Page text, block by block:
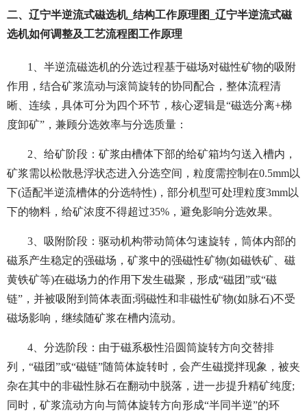
二、辽宁半逆流式磁选机_结构工作原理图_辽宁半逆流式磁
选机如何调整及工艺流程图工作原理
1、半逆流磁选机的分选过程基于磁场对磁性矿物的吸附
作用，结合矿浆流动与滚筒旋转的协同配合，整体流程清
晰、连续，具体可分为四个环节，核心逻辑是“磁选分离+梯
度卸矿”，兼顾分选效率与分选质量：
2、给矿阶段：矿浆由槽体下部的给矿箱均匀送入槽内，
矿浆需以松散悬浮状态进入分选空间，粒度需控制在0.5mm以
下(适配半逆流槽体的分选特性)，部分机型可处理粒度3mm以
下的物料，给矿浓度不得超过35%，避免影响分选效果。
3、吸附阶段：驱动机构带动筒体匀速旋转，筒体内部的
磁系产生稳定的强磁场，矿浆中的强磁性矿物(如磁铁矿、磁
黄铁矿等)在磁场力的作用下发生磁聚，形成“磁团”或“磁
链”，并被吸附到筒体表面;弱磁性和非磁性矿物(如脉石)不受
磁场影响，继续随矿浆在槽内流动。
4、分选阶段：由于磁系极性沿圆筒旋转方向交替排
列，“磁团”或“磁链”随筒体旋转时，会产生磁搅拌现象，被夹
杂在其中的非磁性脉石在翻动中脱落，进一步提升精矿纯度;
同时，矿浆流动方向与筒体旋转方向形成“半同半逆”的环